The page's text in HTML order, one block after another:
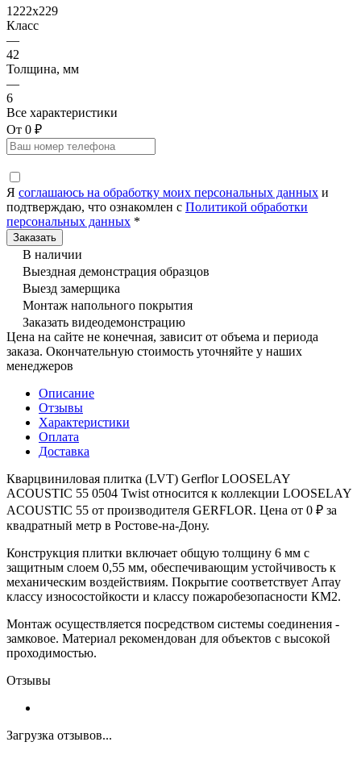
1222x229
Класс
—
42
Толщина, мм
—
6
Все характеристики
От 0 ₽
Я соглашаюсь на обработку моих персональных данных и
подтверждаю, что ознакомлен с Политикой обработки
персональных данных *
В наличии
Выездная демонстрация образцов
Выезд замерщика
Монтаж напольного покрытия
Заказать видеодемонстрацию
Цена на сайте не конечная, зависит от объема и периода
заказа. Окончательную стоимость уточняйте у наших
менеджеров
Описание
Отзывы
Характеристики
Оплата
Доставка
Кварцвиниловая плитка (LVT) Gerflor LOOSELAY
ACOUSTIC 55 0504 Twist относится к коллекции LOOSELAY
ACOUSTIC 55 от производителя GERFLOR. Цена от 0 ₽ за
квадратный метр в Ростове-на-Дону.
Конструкция плитки включает общую толщину 6 мм с
защитным слоем 0,55 мм, обеспечивающим устойчивость к
механическим воздействиям. Покрытие соответствует Array
классу износостойкости и классу пожаробезопасности КМ2.
Монтаж осуществляется посредством системы соединения -
замковое. Материал рекомендован для объектов с высокой
проходимостью.
Отзывы
Загрузка отзывов...